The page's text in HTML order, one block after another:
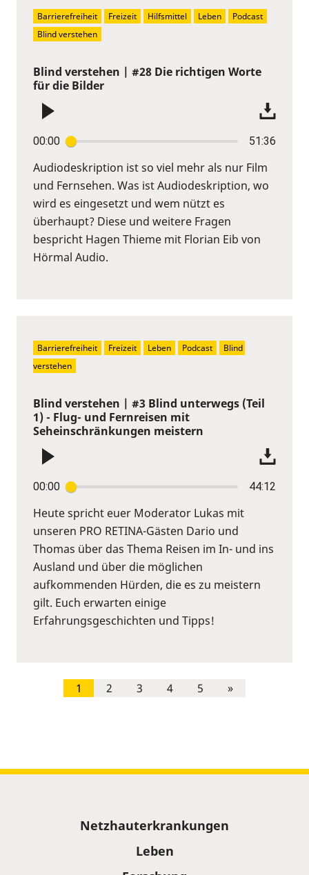
Blind verstehen | #28 Die richtigen Worte
für die Bilder
00:00 51:36
Audiodeskription ist so viel mehr als nur Film
und Fernsehen. Was ist Audiodeskription, wo
wird es eingesetzt und wem nützt es
überhaupt? Diese und weitere Fragen
bespricht Hagen Thieme mit Florian Eib von
Hörmal Audio.
Barrierefreiheit Freizeit Hilfsmittel Leben
Podcast
Blind verstehen
Blind verstehen | #3 Blind unterwegs (Teil
1) - Flug- und Fernreisen mit
Seheinschränkungen meistern
00:00 44:12
Heute spricht euer Moderator Lukas mit
unseren PRO RETINA-Gästen Dario und
Thomas über das Thema Reisen im In- und ins
Ausland und über die möglichen
aufkommenden Hürden, die es zu meistern
gilt. Euch erwarten einige
Erfahrungsgeschichten und Tipps!
Barrierefreiheit Freizeit Leben Podcast
Blind
verstehen
1 2 3 4 5 »
Netzhauterkrankungen
Leben